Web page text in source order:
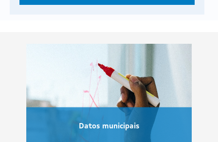
Datos municipais